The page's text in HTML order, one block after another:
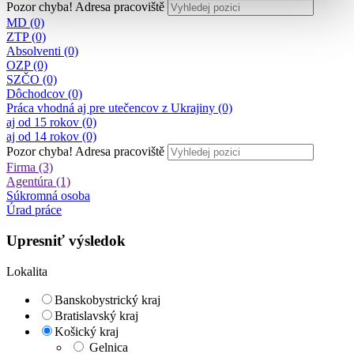
Pozor chyba! Adresa pracoviště
MD (0)
ZTP (0)
Absolventi (0)
OZP (0)
SZČO (0)
Dôchodcov (0)
Práca vhodná aj pre utečencov z Ukrajiny (0)
aj od 15 rokov (0)
aj od 14 rokov (0)
Pozor chyba! Adresa pracoviště
Firma (3)
Agentúra (1)
Súkromná osoba
Úrad práce
Upresniť výsledok
Lokalita
Banskobystrický kraj
Bratislavský kraj
Košický kraj
Gelnica